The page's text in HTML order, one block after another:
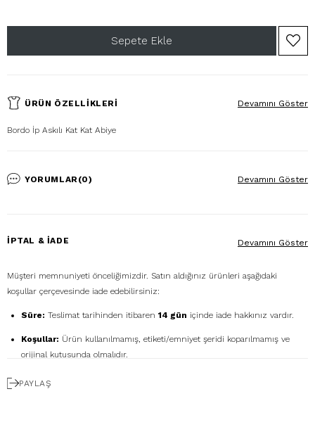
ÜRÜN ÖZELLIKLERI
Bordo İp Askılı Kat Kat Abiye
Devamını Göster
YORUMLAR (0) Devamını Göster
İPTAL & İADE
Müşteri memnuniyeti önceliğimizdir. Satın aldığınız ürünleri aşağıdaki
koşullar çerçevesinde iade edebilirsiniz:
Süre: Teslimat tarihinden itibaren 14 gün içinde iade hakkınız vardır.
Koşullar: Ürün kullanılmamış, etiketi/emniyet şeridi koparılmamış ve
orijinal kutusunda olmalıdır.
Ücretsiz Gönderim:
Devamını Göster
PAYLAŞ